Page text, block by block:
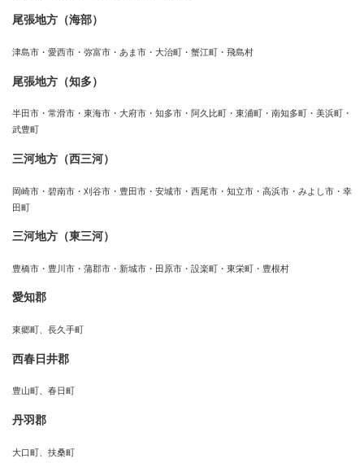
尾張地方（海部）
津島市・愛西市・弥富市・あま市・大治町・蟹江町・飛島村
尾張地方（知多）
半田市・常滑市・東海市・大府市・知多市・阿久比町・東浦町・南知多町・美浜町・
武豊町
三河地方（西三河）
岡崎市・碧南市・刈谷市・豊田市・安城市・西尾市・知立市・高浜市・みよし市・幸
田町
三河地方（東三河）
豊橋市・豊川市・蒲郡市・新城市・田原市・設楽町・東栄町・豊根村
愛知郡
東郷町、長久手町
西春日井郡
豊山町、春日町
丹羽郡
大口町、扶桑町